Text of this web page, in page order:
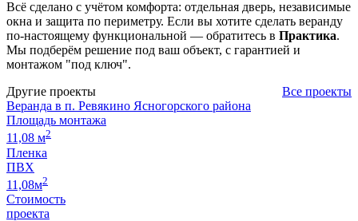
Всё сделано с учётом комфорта: отдельная дверь, независимые
окна и защита по периметру. Если вы хотите сделать веранду
по-настоящему функциональной — обратитесь в Практика.
Мы подберём решение под ваш объект, с гарантией и
монтажом "под ключ".
Другие проекты
Все проекты
Веранда в п. Ревякино Ясногорского района
Площадь монтажа
11,08 м2
Пленка
ПВХ
11,08м2
Стоимость
проекта